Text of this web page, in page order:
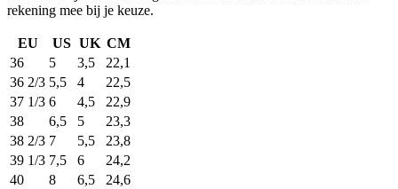
rekening mee bij je keuze.
EU US UK CM
36
5 3,5
22,1
36 2/3 5,5 4
22,5
37 1/3 6 4,5
22,9
38
6,5 5
23,3
38 2/3 7 5,5
23,8
39 1/3 7,5 6
24,2
40
8 6,5
24,6